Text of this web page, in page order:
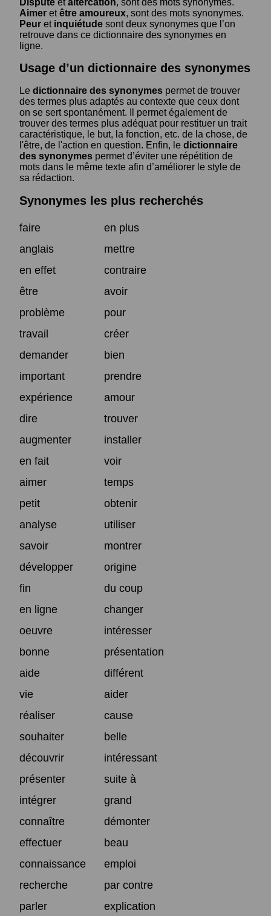
Aimer etêtre amoureux, sont des mots synonymes.
Peur et inquiétude sont deux synonymes que l’on
retrouve dans ce dictionnaire des synonymes en
ligne.
Usage d’un dictionnaire des synonymes
Le dictionnaire des synonymes permet de trouver
des termes plus adaptés au contexte que ceux dont
on se sert spontanément. Il permet également de
trouver des termes plus adéquat pour restituer un trait
caractéristique, le but, la fonction, etc. de la chose, de
l'être, de l'action en question. Enfin, le dictionnaire
des synonymes permet d’éviter une répétition de
mots dans le même texte afin d’améliorer le style de
sa rédaction.
Synonymes les plus recherchés
faire
en plus
anglais
mettre
en effet
contraire
être
avoir
problème
pour
travail
créer
demander
bien
important
prendre
expérience
amour
dire
trouver
augmenter
installer
en fait
voir
aimer
temps
petit
obtenir
analyse
utiliser
savoir
montrer
développer
origine
fin
du coup
en ligne
changer
oeuvre
intéresser
bonne
présentation
aide
différent
vie
aider
réaliser
cause
souhaiter
belle
découvrir
intéressant
présenter
suite à
intégrer
grand
connaître
démonter
effectuer
beau
connaissance
emploi
recherche
par contre
parler
explication